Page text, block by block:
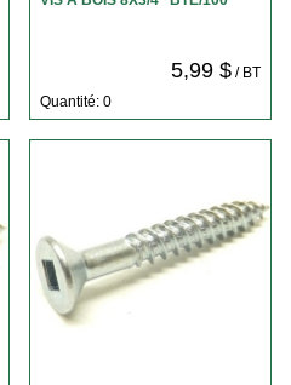
5,99 $/ BT
Quantité: 0